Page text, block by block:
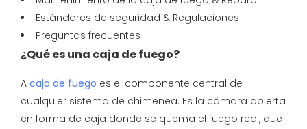
Estándares de seguridad & Regulaciones
Preguntas frecuentes
¿Qué es una caja de fuego?
A caja de fuego es el componente central de
cualquier sistema de chimenea. Es la cámara abierta
en forma de caja donde se quema el fuego real, que